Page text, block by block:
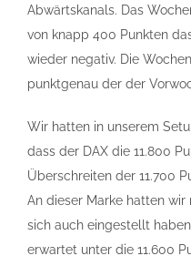
Abwärtskanals. Das
von knapp 400 Punkten
wieder negativ. Die
punktgenau der der
Wir hatten in unserem
dass der DAX die 11.800
Überschreiten der 11.700
An dieser Marke hatten
sich auch eingestellt
erwartet unter die 11.600